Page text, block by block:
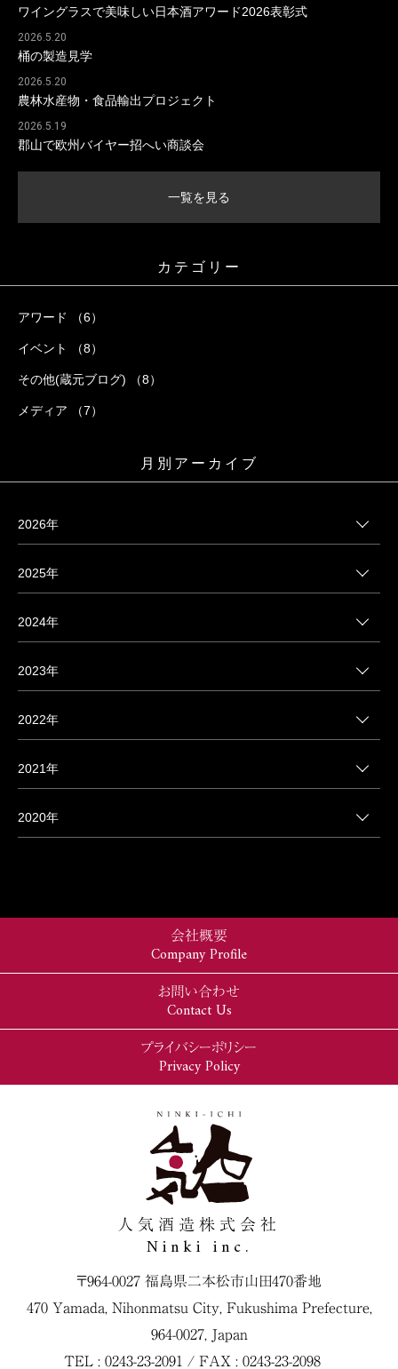
ワイングラスで美味しい日本酒アワード2026表彰式
2026.5.20
桶の製造見学
2026.5.20
農林水産物・食品輸出プロジェクト
2026.5.19
郡山で欧州バイヤー招へい商談会
一覧を見る
カテゴリー
アワード （6）
イベント （8）
その他(蔵元ブログ) （8）
メディア （7）
月別アーカイブ
2026年
2025年
2024年
2023年
2022年
2021年
2020年
会社概要
Company Profile
お問い合わせ
Contact Us
プライバシーポリシー
Privacy Policy
人気酒造株式会社
Ninki inc.
〒964-0027 福島県二本松市山田470番地
470 Yamada, Nihonmatsu City, Fukushima Prefecture,
964-0027, Japan
TEL : 0243-23-2091 / FAX : 0243-23-2098